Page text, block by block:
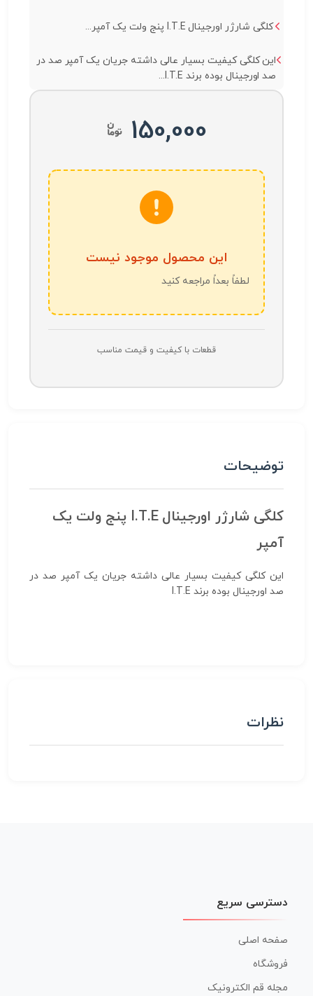
کلگی شارژر اورجینال I.T.E پنج ولت یک آمپر...
این کلگی کیفیت بسیار عالی داشته جریان یک آمپر صد در
صد اورجینال بوده برند I.T.E...
150,000
این محصول موجود نیست
لطفاً بعداً مراجعه کنید
قطعات با کیفیت و قیمت مناسب
توضیحات
کلگی شارژر اورجینال I.T.E پنج ولت یک
آمپر
این کلگی کیفیت بسیار عالی داشته جریان یک آمپر صد در
صد اورجینال بوده برند I.T.E
نظرات
دسترسی سریع
صفحه اصلی
فروشگاه
مجله قم الکترونیک